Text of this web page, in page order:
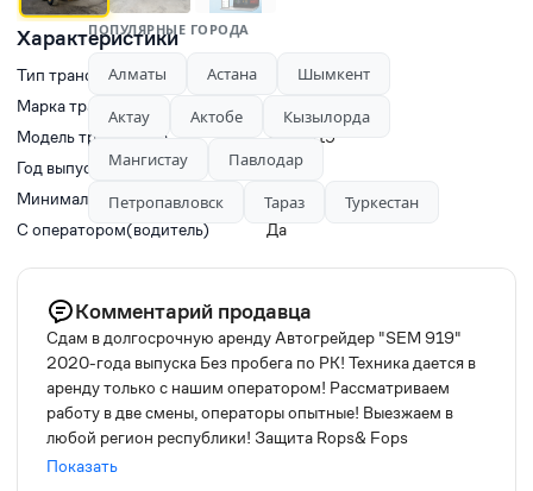
Характеристики
Тип транспорта
Грейдеры
Марка транспорта
Модель транспорта
SEM 919
Год выпуска
2020
Минимальное время заказа, ч
3
С оператором(водитель)
Да
Комментарий продавца
Сдам в долгосрочную аренду Автогрейдер "SEM 919"
2020-года выпуска Без пробега по РК! Техника дается в
аренду только с нашим оператором! Рассматриваем
работу в две смены, операторы опытные! Выезжаем в
любой регион республики! Защита Rops& Fops
интегрирована в кабину! (защита переворота кабины)
Показать
ПОПУЛЯРНЫЕ ГОРОДА
Алматы Астана
Шымкент
Актау
Актобе
Кызылорда
Мангистау
Павлодар
Петропавловск
Тараз Туркестан